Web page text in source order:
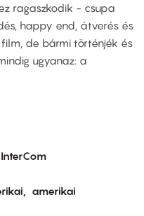
ragaszkodik - csupa
happy end, átverés és
de bármi történjék és
ugyanaz: a
InterCom
amerikai